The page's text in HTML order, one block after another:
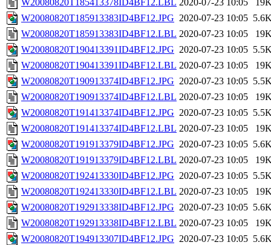
W20080820T185413378ID4BF12.LBL 2020-07-23 10:05
W20080820T185913383ID4BF12.JPG 2020-07-23 10:05
W20080820T185913383ID4BF12.LBL 2020-07-23 10:05
W20080820T190413391ID4BF12.JPG 2020-07-23 10:05
W20080820T190413391ID4BF12.LBL 2020-07-23 10:05
W20080820T190913374ID4BF12.JPG 2020-07-23 10:05
W20080820T190913374ID4BF12.LBL 2020-07-23 10:05
W20080820T191413374ID4BF12.JPG 2020-07-23 10:05
W20080820T191413374ID4BF12.LBL 2020-07-23 10:05
W20080820T191913379ID4BF12.JPG 2020-07-23 10:05
W20080820T191913379ID4BF12.LBL 2020-07-23 10:05
W20080820T192413330ID4BF12.JPG 2020-07-23 10:05
W20080820T192413330ID4BF12.LBL 2020-07-23 10:05
W20080820T192913338ID4BF12.JPG 2020-07-23 10:05
W20080820T192913338ID4BF12.LBL 2020-07-23 10:05
W20080820T194913307ID4BF12.JPG 2020-07-23 10:05